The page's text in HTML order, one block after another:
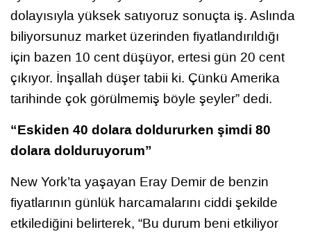
dolayısıyla yüksek satıyoruz sonuçta iş. Aslında
biliyorsunuz market üzerinden fiyatlandırıldığı
için bazen 10 cent düşüyor, ertesi gün 20 cent
çıkıyor. İnşallah düşer tabii ki. Çünkü Amerika
tarihinde çok görülmemiş böyle şeyler” dedi.
“Eskiden 40 dolara doldururken şimdi 80
dolara dolduruyorum”
New York’ta yaşayan Eray Demir de benzin
fiyatlarının günlük harcamalarını ciddi şekilde
etkilediğini belirterek, “Bu durum beni etkiliyor